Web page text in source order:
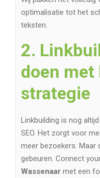
optimalisatie tot het
teksten.
2.
doen met
strategie
Linkbuilding is nog
SEO. Het zorgt voor
meer bezoekers. Maar
gebeuren. Connect
Wassenaar met een